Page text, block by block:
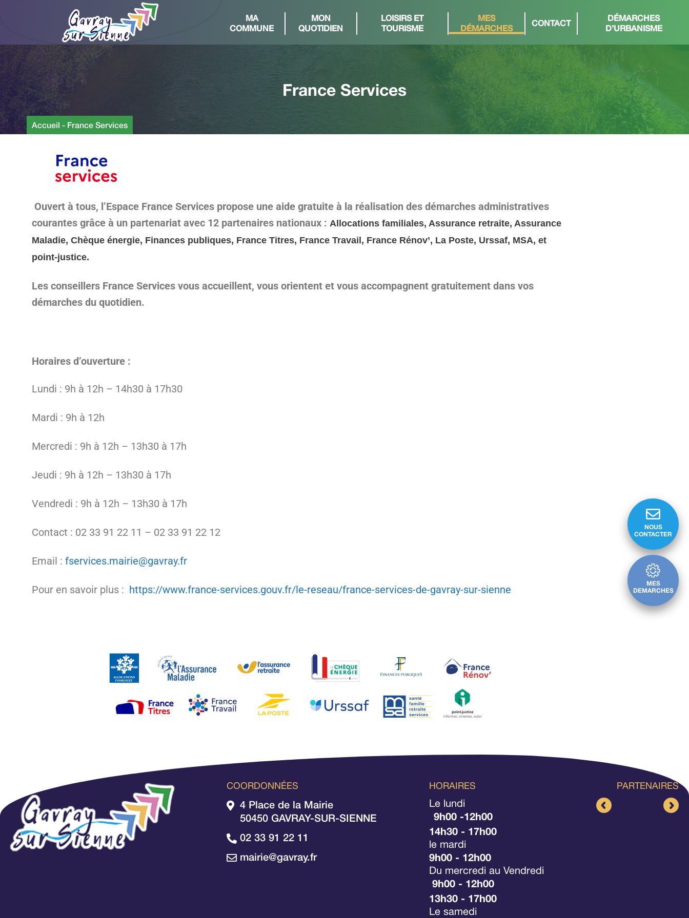
NOUS
CONTACTER
MES
DEMARCHES
MA
COMMUNE
MON
QUOTIDIEN
LOISIRS ET
TOURISME
MES
DÉMARCHES
CONTACT
DÉMARCHES
D’URBANISME
France Services
Accueil - France Services
Ouvert à tous, l’Espace France Services propose une aide gratuite à la réalisation des démarches administratives
courantes grâce à un partenariat avec 12 partenaires nationaux : Allocations familiales, Assurance retraite, Assurance
Maladie, Chèque énergie, Finances publiques, France Titres, France Travail, France Rénov’, La Poste, Urssaf, MSA, et
point-justice.
Les conseillers France Services vous accueillent, vous orientent et vous accompagnent gratuitement dans vos
démarches du quotidien.
Horaires d’ouverture :
Lundi : 9h à 12h – 14h30 à 17h30
Mardi : 9h à 12h
Mercredi : 9h à 12h – 13h30 à 17h
Jeudi : 9h à 12h – 13h30 à 17h
Vendredi : 9h à 12h – 13h30 à 17h
Contact : 02 33 91 22 11 – 02 33 91 22 12
Email : fservices.mairie@gavray.fr
Pour en savoir plus : https://www.france-services.gouv.fr/le-reseau/france-services-de-gavray-sur-sienne
COORDONNÉES
4 Place de la Mairie
50450 GAVRAY-SUR-SIENNE
02 33 91 22 11
mairie@gavray.fr
HORAIRES
Le lundi
9h00 -12h00
14h30 - 17h00
le mardi
9h00 - 12h00
Du mercredi au Vendredi
9h00 - 12h00
13h30 - 17h00
Le samedi
PARTENAIRES